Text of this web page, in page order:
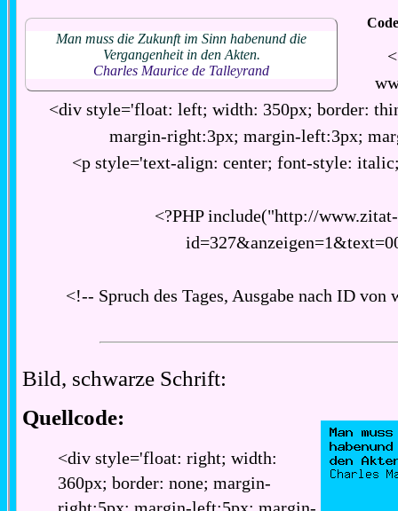
Man muss die Zukunft im Sinn habenund die
Vergangenheit in den Akten.
Charles Maurice de Talleyrand
<div style='float: left; width: 350px; border:
margin-right:3px; margin-left:3px;
<p style='text-align: center; font-style:
<?PHP include("http://
<!-- Spruch des Tages, Ausgabe nach ID
Bild, schwarze Schrift:
Quellcode:
<div style='float: right; width:
360px; border: none; margin-